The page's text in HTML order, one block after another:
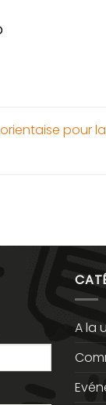
pour
A la